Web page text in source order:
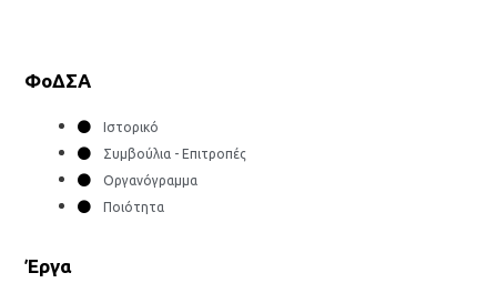
ΦοΔΣΑ
Ιστορικό
Συμβούλια - Επιτροπές
Οργανόγραμμα
Ποιότητα
Έργα